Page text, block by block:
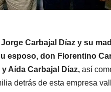
Jorge Carbajal Díaz y su
esposo, don Florentino
Aída Carbajal Díaz, así
detrás de esta empresa